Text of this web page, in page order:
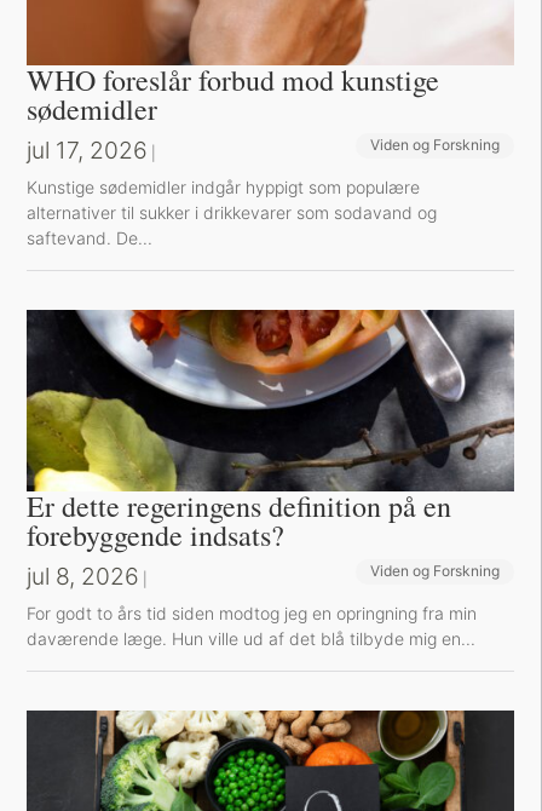
WHO foreslår forbud mod kunstige
sødemidler
jul 17, 2026 Viden og Forskning
Kunstige sødemidler indgår hyppigt som populære
alternativer til sukker i drikkevarer som sodavand og
saftevand. De...
Er dette regeringens definition på en
forebyggende indsats?
jul 8, 2026 Viden og Forskning
For godt to års tid siden modtog jeg en opringning fra min
daværende læge. Hun ville ud af det blå tilbyde mig en...